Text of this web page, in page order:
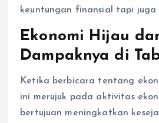
keuntungan finansial tapi
Ekonomi Hijau
Dampaknya di
Ketika berbicara tentang
ini merujuk pada aktivitas
bertujuan meningkatkan